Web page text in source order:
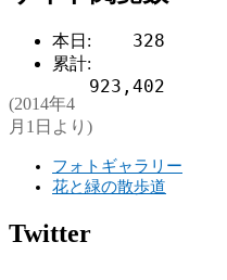
本日: 328
累計:
923,402
(2014年4
月1日より)
フォトギャラリー
花と緑の散歩道
Twitter